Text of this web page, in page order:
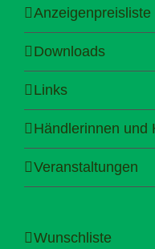
Anzeigenpreisliste
Downloads
Links
Händlerinnen und
Veranstaltungen
Wunschliste